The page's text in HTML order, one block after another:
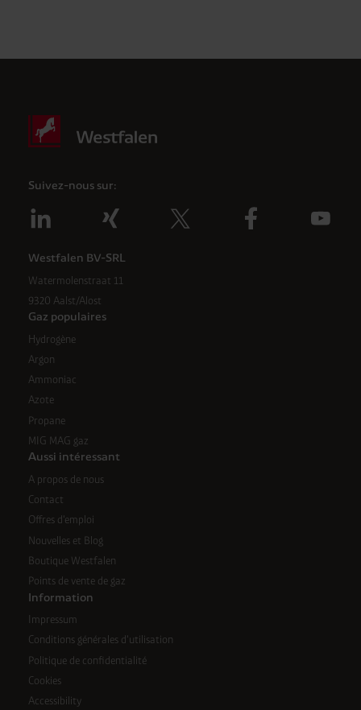
Suivez-nous sur:
Westfalen BV-SRL
Watermolenstraat 11
9320 Aalst/Alost
Gaz populaires
Hydrogène
Argon
Ammoniac
Azote
Propane
MIG MAG gaz
Aussi intéressant
A propos de nous
Contact
Offres d'emploi
Nouvelles et Blog
Boutique Westfalen
Points de vente de gaz
Information
Impressum
Conditions générales d'utilisation
Politique de confidentialité
Cookies
Accessibility